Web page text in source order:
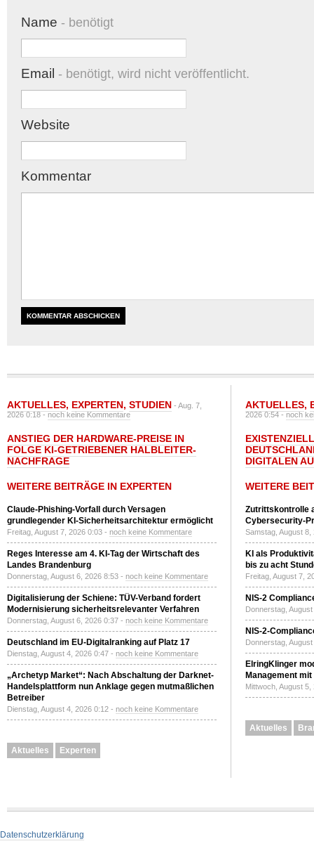
Name - benötigt
Email - benötigt, wird nicht veröffentlicht.
Website
Kommentar
AKTUELLES, EXPERTEN, STUDIEN - Aug. 7,
2026 0:18 -noch keine Kommentare
ANSTIEG DER HARDWARE-PREISE IN
FOLGE KI-GETRIEBENER HALBLEITER-
NACHFRAGE
WEITERE BEITRÄGE IN EXPERTEN
Claude-Phishing-Vorfall durch Versagen
grundlegender KI-Sicherheitsarchitektur ermöglicht
Freitag, August 7, 2026 0:03 - noch keine Kommentare
Reges Interesse am 4. KI-Tag der Wirtschaft des
Landes Brandenburg
Donnerstag, August 6, 2026 8:53 - noch keine Kommentare
Digitalisierung der Schiene: TÜV-Verband fordert
Modernisierung sicherheitsrelevanter Verfahren
Donnerstag, August 6, 2026 0:37 - noch keine Kommentare
Deutschland im EU-Digitalranking auf Platz 17
Dienstag, August 4, 2026 0:47 - noch keine Kommentare
„Archetyp Market“: Nach Abschaltung der Darknet-
Handelsplattform nun Anklage gegen mutmaßlichen
Betreiber
Dienstag, August 4, 2026 0:12 - noch keine Kommentare
Aktuelles Experten
AKTUELLES,
2026 0:54 -noch
DIGITALEN
WEITERE
Zutrittskontrolle
Cybersecurity-
Samstag, August
KI als
bis zu acht
Freitag, August 7,
NIS-2
Donnerstag,
NIS-2-
Donnerstag,
ElringKlinger
Management
Mittwoch, August
Aktuelles
Datenschutzerklärung